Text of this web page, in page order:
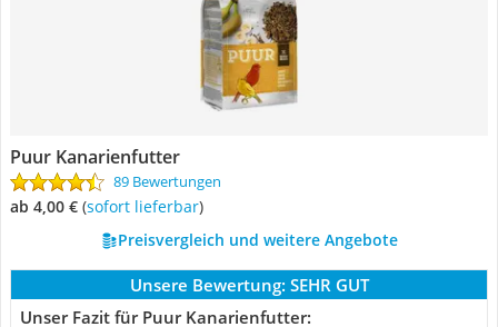
Puur Kanarienfutter
89 Bewertungen
ab 4,00 € ( Sofort lieferbar)
Preisvergleich und weitere Angebote
Unsere Bewertung: SEHR GUT
Unser Fazit für Puur Kanarienfutter: